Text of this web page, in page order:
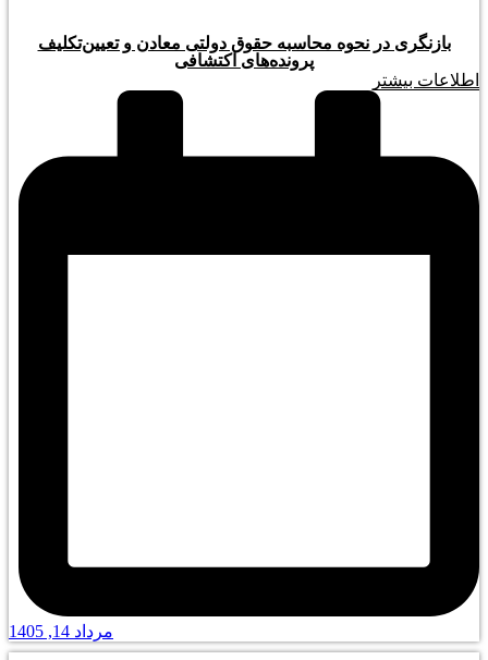
بازنگری در نحوه محاسبه حقوق دولتی معادن و تعیین‌تکلیف
پرونده‌های اکتشافی
اطلاعات بیشتر
مرداد 14, 1405